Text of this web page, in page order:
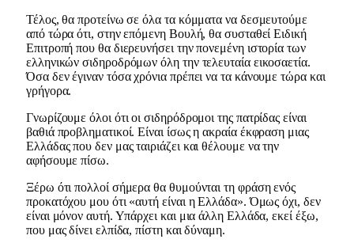
Τέλος, θα προτείνω σε όλα τα κόμματα να δεσμευτούμε
από τώρα ότι, στην επόμενη Βουλή, θα συσταθεί Ειδική
Επιτροπή που θα διερευνήσει την πονεμένη ιστορία των
ελληνικών σιδηροδρόμων όλη την τελευταία εικοσαετία.
Όσα δεν έγιναν τόσα χρόνια πρέπει να τα κάνουμε τώρα και
γρήγορα.
Γνωρίζουμε όλοι ότι οι σιδηρόδρομοι της πατρίδας είναι
βαθιά προβληματικοί. Είναι ίσως η ακραία έκφραση μιας
Ελλάδας που δεν μας ταιριάζει και θέλουμε να την
αφήσουμε πίσω.
Ξέρω ότι πολλοί σήμερα θα θυμούνται τη φράση ενός
προκατόχου μου ότι «αυτή είναι η Ελλάδα». Όμως όχι, δεν
είναι μόνον αυτή. Υπάρχει και μια άλλη Ελλάδα, εκεί έξω,
που μας δίνει ελπίδα, πίστη και δύναμη.